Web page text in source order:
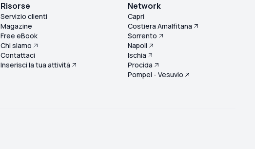
Risorse
Servizio clienti
Magazine
Free eBook
Chi siamo
Contattaci
Inserisci la tua attività
Network
Capri
Costiera Amalfitana
Sorrento
Napoli
Ischia
Procida
Pompei - Vesuvio